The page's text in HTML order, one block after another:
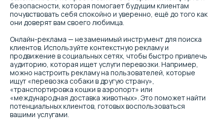
безопасности, которая помогает будущим клиентам
почувствовать себя спокойно и уверенно, ещё до того как
они доверят вам своего любимца.
Онлайн-реклама — незаменимый инструмент для поиска
клиентов. Используйте контекстную рекламу и
продвижение в социальных сетях, чтобы быстро привлечь
аудиторию, которая ищет услуги перевозки. Например,
можно настроить рекламу на пользователей, которые
ищут «перевозка собаки в другую страну»,
«транспортировка кошки в аэропорт» или
«международная доставка животных». Это поможет найти
потенциальных клиентов, готовых воспользоваться
вашими услугами.
Настраиваем аналитику, колл-
трекинг для анализа
эффективности рекламы
Из месяца в месяц стараемся
улучшить показатели рекламных
кампаний в рамках бюджета
Оказываем последующую
поддержку, доработки и
продвижение бренда